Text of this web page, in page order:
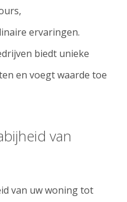
ervaringen.
biedt unieke
en voegt waarde toe
van
van uw woning tot